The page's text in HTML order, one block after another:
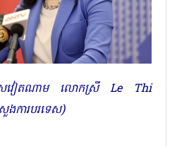
ទេសវៀតណាម លោកស្រី Le Thi
ងការបរទេស)